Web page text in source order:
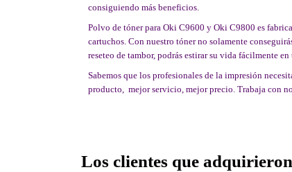
consiguiendo más beneficios.
Polvo de tóner para Oki C9600 y Oki C9800 es
cartuchos. Con nuestro tóner no solamente
reseteo de tambor, podrás estirar su vida fácilmente en
Sabemos que los profesionales de la impresión
producto, mejor servicio, mejor precio. Trabaja con
Los clientes que